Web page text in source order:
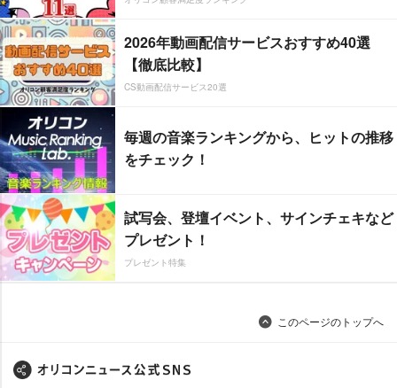
2026年動画配信サービスおすすめ40選
【徹底比較】
CS動画配信サービス20選
毎週の音楽ランキングから、ヒットの推移
をチェック！
試写会、登壇イベント、サインチェキなど
プレゼント！
プレゼント特集
このページのトップへ